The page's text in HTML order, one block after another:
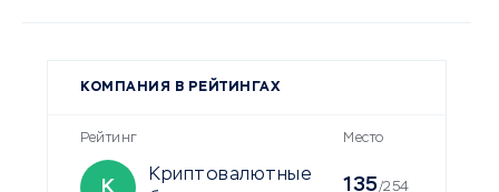
КОМПАНИЯ В РЕЙТИНГАХ
Рейтинг Место
К
Криптовалютные
135/254